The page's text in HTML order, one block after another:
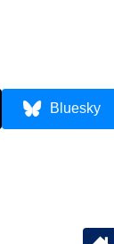
Bluesky